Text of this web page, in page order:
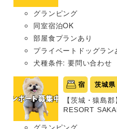
グランピング
同室宿泊OK
部屋食プランあり
プライベートドッグラン
犬種条件: 要問い合わせ
宿 茨城県
【茨城・猿島
RESORT SAKAI